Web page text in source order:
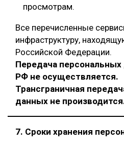
просмотрам.
Все перечисленные
инфраструктуру,
Российской Федерации.
Передача
РФ не осуществляется.
Трансграничная
данных не
7. Сроки хранения